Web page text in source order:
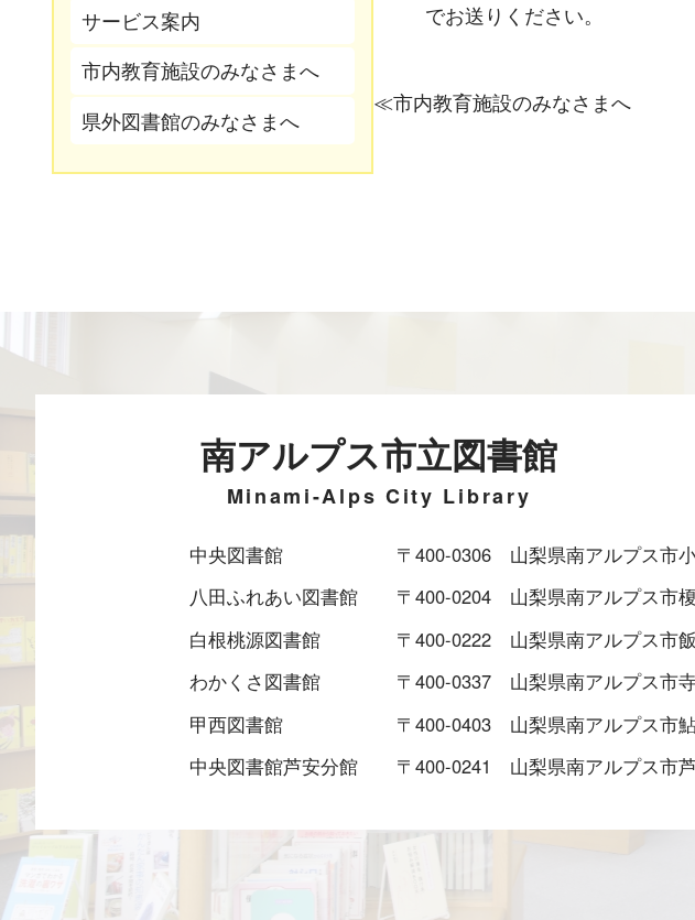
サービス案内
市内教育施設のみなさまへ
県外図書館のみなさまへ
でお送りください。
市内教育施設のみなさまへ
南アルプス市立図書館
Minami-Alps City Library
中央図書館 〒400-0306 山梨県南アルプス市
八田ふれあい図書館
〒400-0204 山梨県南アルプス市
白根桃源図書館
〒400-0222 山梨県南アルプス市
わかくさ図書館
〒400-0337 山梨県南アルプス市
甲西図書館
〒400-0403 山梨県南アルプス市
中央図書館芦安分館
〒400-0241 山梨県南アルプス市